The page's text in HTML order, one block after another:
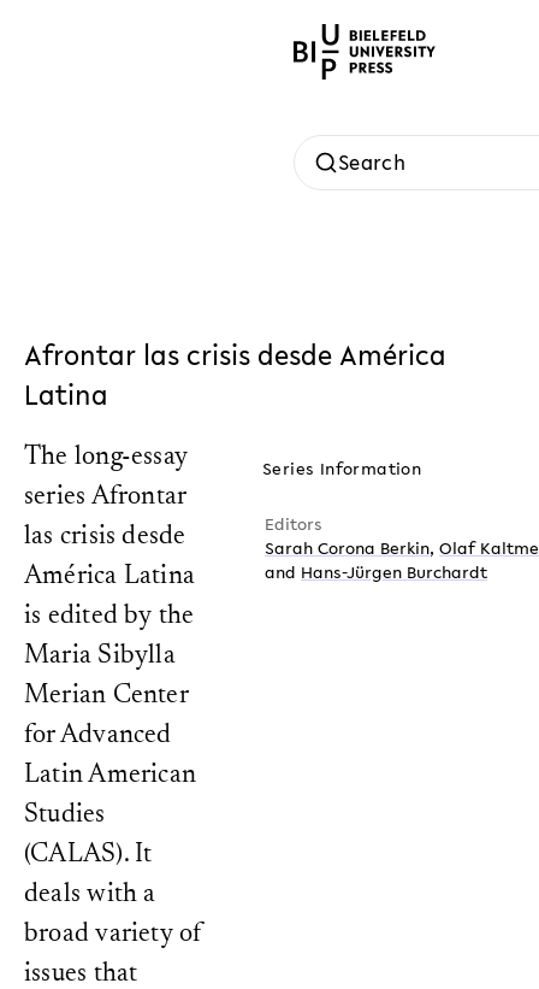
Search
Afrontar las crisis desde América
Latina
The long-essay
series Afrontar
las crisis desde
América Latina
is edited by the
Maria Sibylla
Merian Center
for Advanced
Latin American
Studies
(CALAS). It
deals with a
broad variety of
issues that
Series Information
Editors
Sarah Corona Berkin, Olaf
and Hans-Jürgen Burchardt